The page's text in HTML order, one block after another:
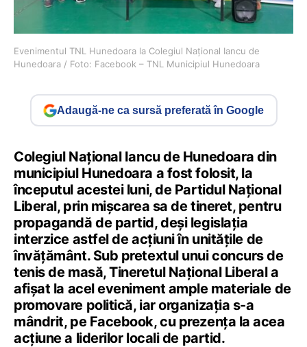
Evenimentul TNL Hunedoara la Colegiul Național Iancu de
Hunedoara / Foto: Facebook – TNL Municipiul Hunedoara
Adaugă-ne ca sursă preferată în Google
Colegiul Național Iancu de Hunedoara din
municipiul Hunedoara a fost folosit, la
începutul acestei luni, de Partidul Național
Liberal, prin mișcarea sa de tineret, pentru
propagandă de partid, deși legislația
interzice astfel de acțiuni în unitățile de
învățământ. Sub pretextul unui concurs de
tenis de masă, Tineretul Național Liberal a
afișat la acel eveniment ample materiale de
promovare politică, iar organizația s-a
mândrit, pe Facebook, cu prezența la acea
acțiune a liderilor locali de partid.